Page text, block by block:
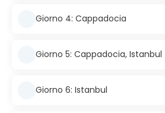
Giorno 4: Cappadocia
Giorno 5: Cappadocia, Istanbul
Giorno 6: Istanbul